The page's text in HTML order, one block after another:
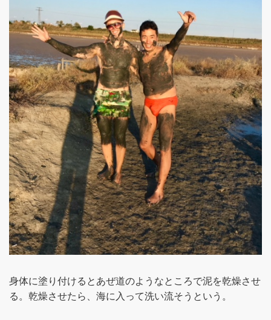
身体に塗り付けるとあぜ道のようなところで泥を乾燥させ
る。乾燥させたら、海に入って洗い流そうという。